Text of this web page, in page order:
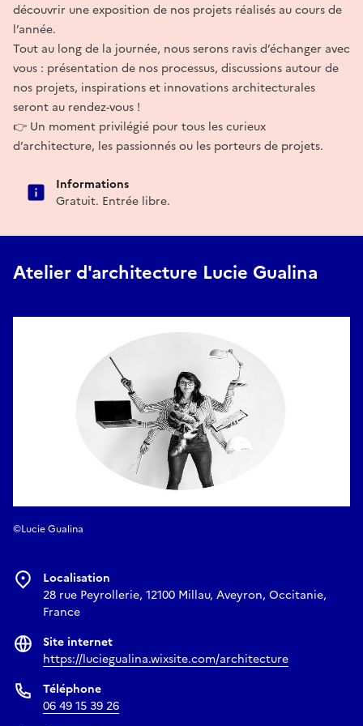
découvrir une exposition de nos projets réalisés au cours de
l’année.
Tout au long de la journée, nous serons ravis d’échanger avec
vous : présentation de nos processus, discussions autour de
nos projets, inspirations et innovations architecturales
seront au rendez-vous !
👉 Un moment privilégié pour tous les curieux
d’architecture, les passionnés ou les porteurs de projets.
Informations
Gratuit. Entrée libre.
Atelier d'architecture Lucie Gualina
©Lucie Gualina
Localisation
28 rue Peyrollerie, 12100 Millau, Aveyron, Occitanie,
France
Site internet
https://luciegualina.wixsite.com/architecture
Téléphone
06 49 15 39 26